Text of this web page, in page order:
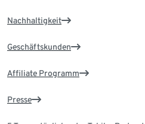
Nachhaltigkeit
Geschäftskunden
Affiliate Programm
Presse